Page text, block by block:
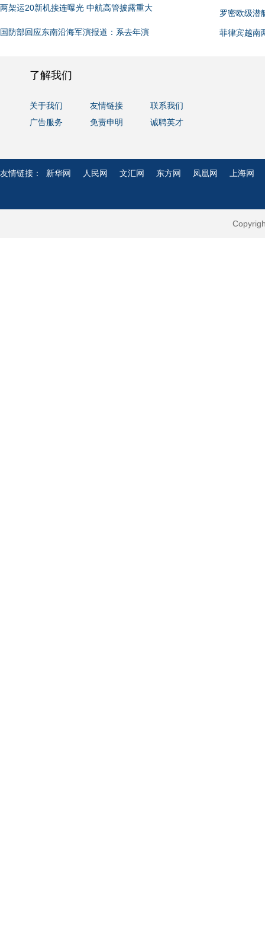
两架运20新机接连曝光 中航高管披露重大
国防部回应东南沿海军演报道：系去年演
罗密欧级潜
菲律宾越南
了解我们
关于我们 友情链接
联系我们
广告服务
免责申明 诚聘英才
友情链接： 新华网 人民网 文汇网 东方网 凤凰网 上海网